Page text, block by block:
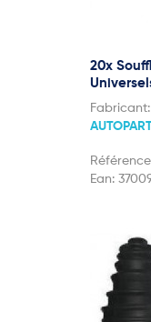
20x
Fabricant:
Ean: